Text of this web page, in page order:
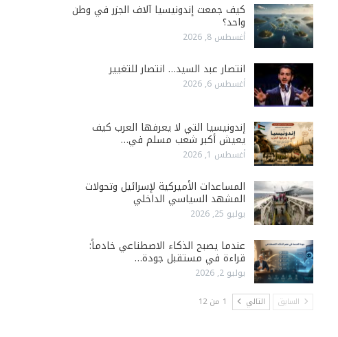
كيف جمعت إندونيسيا آلاف الجزر في وطن
واحد؟
أغسطس 8, 2026
انتصار عبد السيد… انتصار للتغيير
أغسطس 6, 2026
إندونيسيا التي لا يعرفها العرب كيف
يعيش أكبر شعب مسلم في…
أغسطس 1, 2026
المساعدات الأميركية لإسرائيل وتحولات
المشهد السياسي الداخلي
يوليو 25, 2026
عندما يصبح الذكاء الاصطناعي خادماً:
قراءة في مستقبل جودة…
يوليو 2, 2026
السابق التالي 1 من 12